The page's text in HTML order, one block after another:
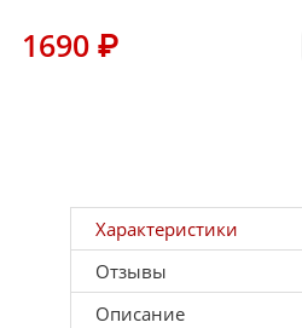
1690 ₽
Характеристики
Отзывы
Описание